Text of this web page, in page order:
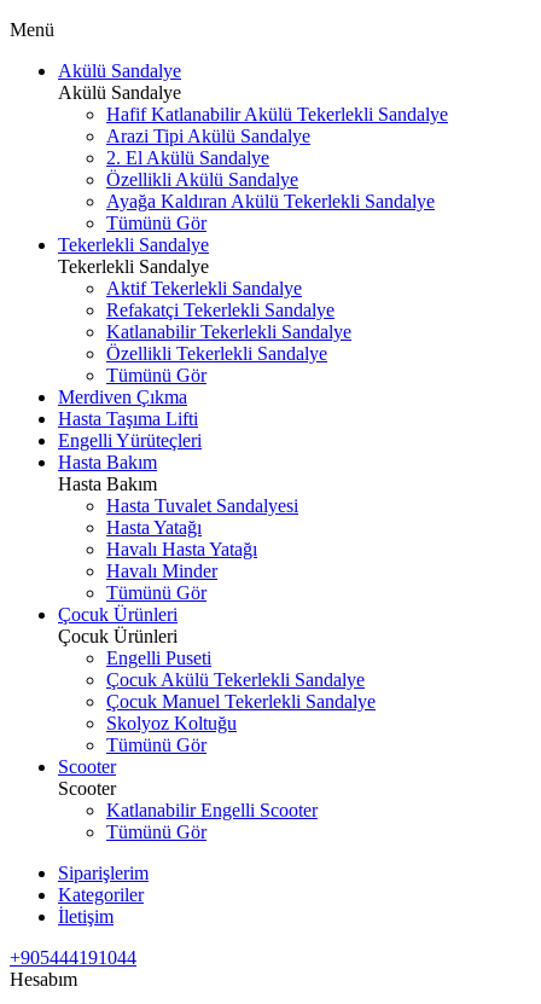
Menü
Akülü Sandalye
Akülü Sandalye
Hafif Katlanabilir Akülü Tekerlekli Sandalye
Arazi Tipi Akülü Sandalye
2. El Akülü Sandalye
Özellikli Akülü Sandalye
Ayağa Kaldıran Akülü Tekerlekli Sandalye
Tümünü Gör
Tekerlekli Sandalye
Tekerlekli Sandalye
Aktif Tekerlekli Sandalye
Refakatçi Tekerlekli Sandalye
Katlanabilir Tekerlekli Sandalye
Özellikli Tekerlekli Sandalye
Tümünü Gör
Merdiven Çıkma
Hasta Taşıma Lifti
Engelli Yürüteçleri
Hasta Bakım
Hasta Bakım
Hasta Tuvalet Sandalyesi
Hasta Yatağı
Havalı Hasta Yatağı
Havalı Minder
Tümünü Gör
Çocuk Ürünleri
Çocuk Ürünleri
Engelli Puseti
Çocuk Akülü Tekerlekli Sandalye
Çocuk Manuel Tekerlekli Sandalye
Skolyoz Koltuğu
Tümünü Gör
Scooter
Scooter
Katlanabilir Engelli Scooter
Tümünü Gör
Siparişlerim
Kategoriler
İletişim
+905444191044
Hesabım